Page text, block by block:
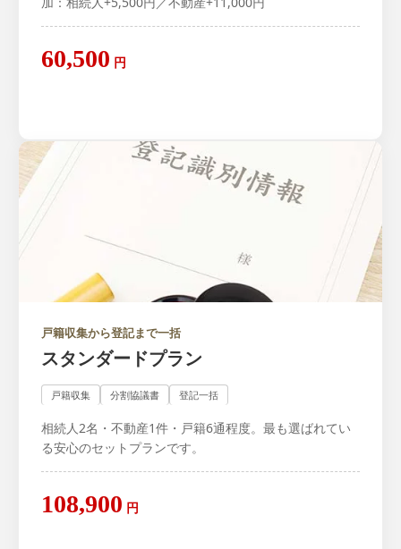
60,500 円
戸籍収集から登記まで一括
スタンダードプラン
戸籍収集 分割協議書 登記一括
相続人2名・不動産1件・戸籍6通程度。最も選ばれてい
る安心のセットプランです。
108,900 円